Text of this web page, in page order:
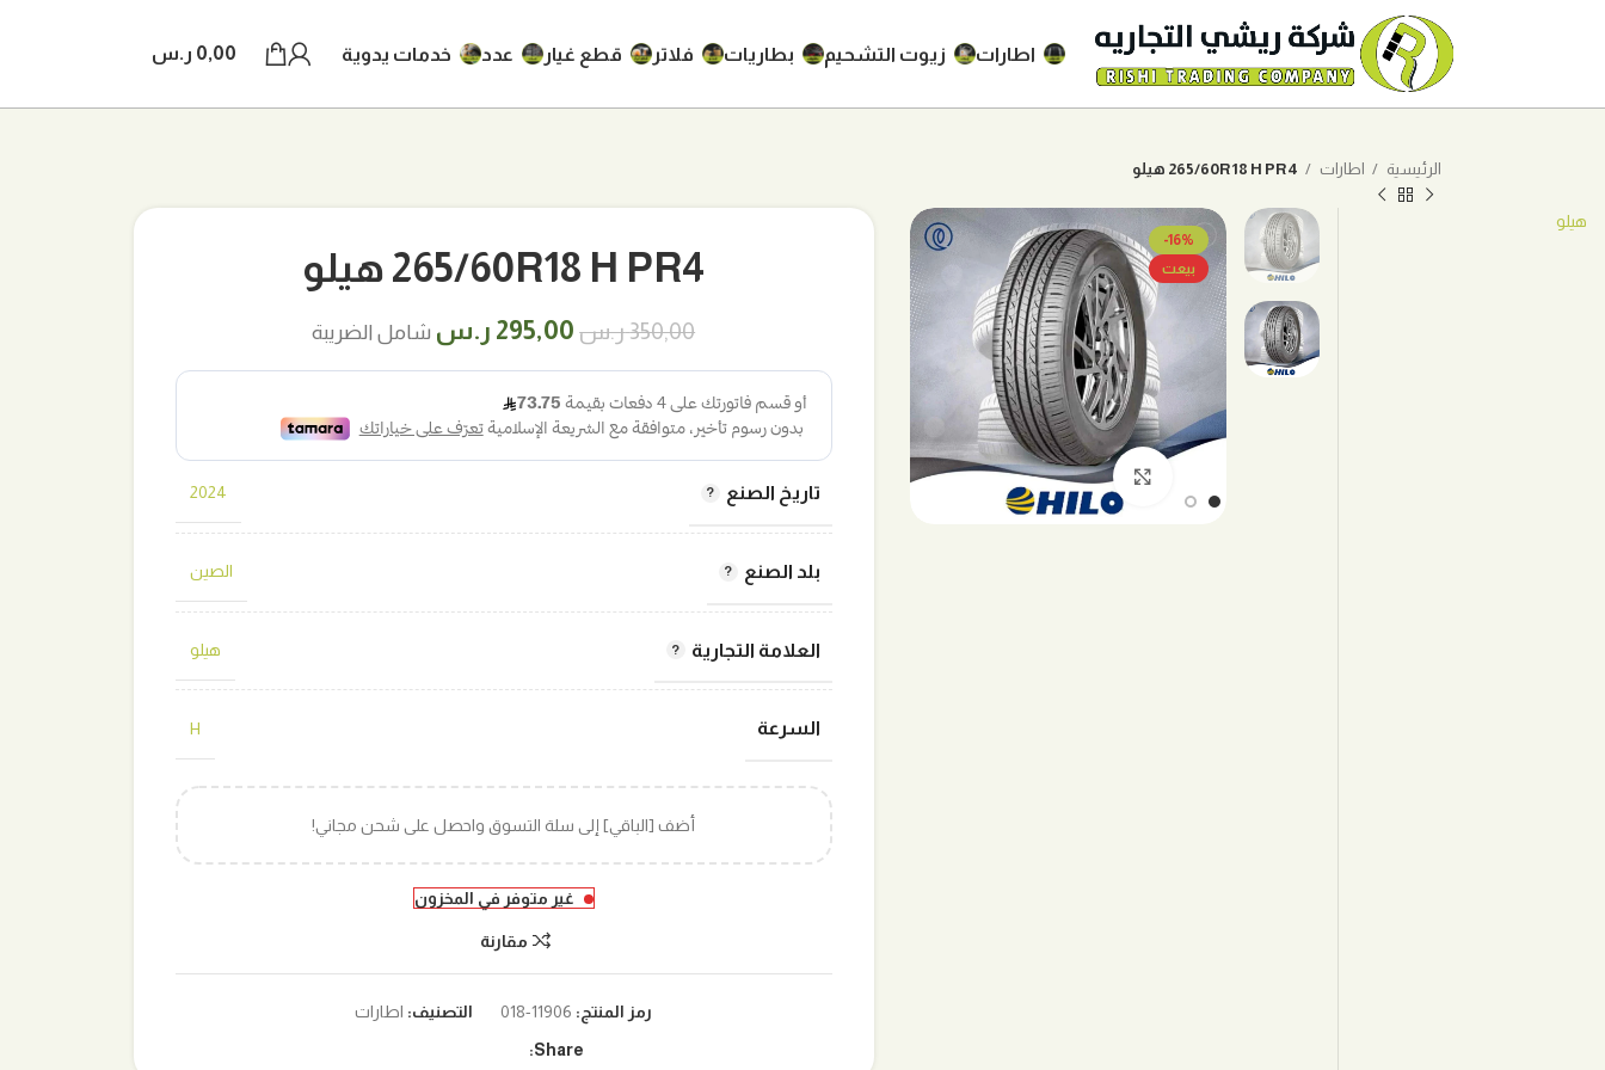
اطارات زيوت التشحيم بطاريات فلاتر قطع غيار عدد خدمات يدوية 0,00 ر.س
الرئيسية اطارات 265/60R18 H PR4 هيلو
-16%
بيعت
اضغط للتكبير
265/60R18 H PR4 هيلو
350,00ر.س السعر
هو:
350,00 ر.س.
295,00 ر.سالسعر
295,00 ر.س.
شامل الضريبة
تاريخ الصنع 2024
بلد الصنع الصين
العلامة التجارية هيلو
السرعة H
أضف [الباقي] إلى سلة التسوق واحصل على شحن مجاني!
غير متوفر في المخزون
مقارنة
رمز المنتج: 11906-018 التصنيف: اطارات
Share:
هيلو